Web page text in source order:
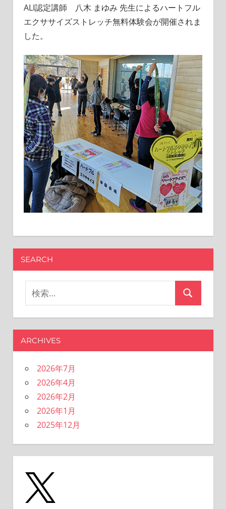
ALI認定講師 八木 まゆみ 先生によるハートフル
エクササイズストレッチ無料体験会が開催されま
した。
SEARCH
対
象:
検
ARCHIVES
2026年7月
2026年4月
2026年2月
2026年1月
2025年12月